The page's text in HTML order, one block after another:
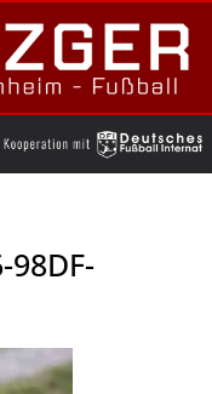
98DF-